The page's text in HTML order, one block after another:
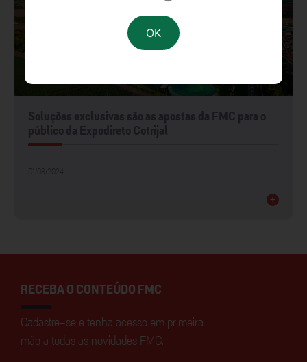
+
RECEBA O CONTEÚDO FMC
Cadastre-se e tenha acesso em primeira
mão a todas as novidades FMC.